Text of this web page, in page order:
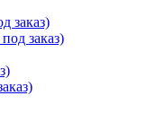
заказ)
заказ)